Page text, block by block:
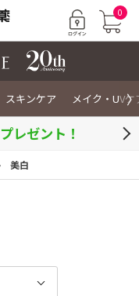
0
スキンケア メイク・UVケ
〉
プレゼント！
美白